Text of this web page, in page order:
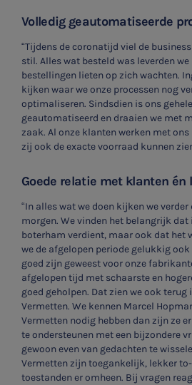
Volledig geautomatiseerde
“Tijdens de coronatijd viel de
stil. Alles wat besteld was leverden
bestellingen lieten op zich wachten.
kijken waar we onze processen nog
optimaliseren. Sindsdien is ons
geautomatiseerd en draaien we met
zaak. Al onze klanten werken met
zij ook de exacte voorraad kunnen
Goede relatie met klanten én
“In alles wat we doen kijken we
morgen. We vinden het belangrijk dat
boterham verdient, maar ook dat het
we de afgelopen periode gelukkig
goed zijn geweest voor onze
afgelopen tijd met schaarste en
goed geholpen. Dat zien we ook terug
Vermetten. We kennen Marcel
Vermetten nodig hebben dan zijn ze
te ondersteunen met een bijzondere
gewoon even van gedachten te
Vermetten zijn toegankelijk, lekker
toestanden er omheen. Bij vragen